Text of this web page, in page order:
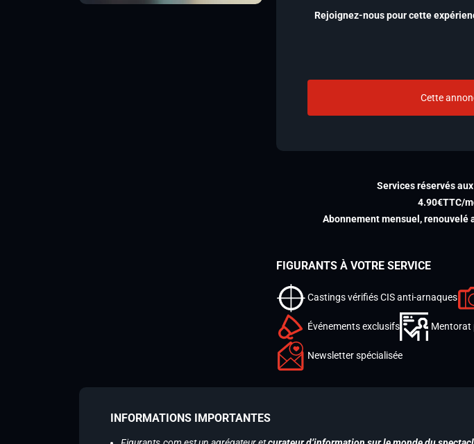
Rejoignez-nous pour cette
Cette
Services réservés
4.90€TTC/
Abonnement mensuel,
FIGURANTS À VOTRE SERVICE
Castings vérifiés CIS anti-arnaques
Événements exclusifs Mentorat
Newsletter spécialisée
INFORMATIONS IMPORTANTES